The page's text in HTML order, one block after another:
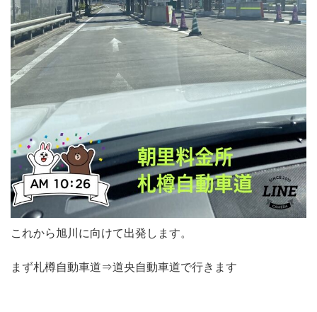
これから旭川に向けて出発します。
まず札樽自動車道⇒道央自動車道で行きます